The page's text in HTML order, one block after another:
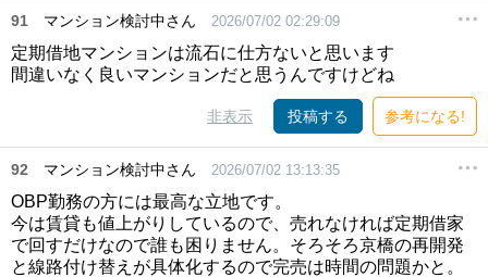
91 マンション検討中さん 2026/07/02 02:29:09
定期借地マンションは流石に仕方ないと思います
間違いなく良いマンションだと思うんですけどね
非表示 投稿する 参考になる!
92 マンション検討中さん 2026/07/02 13:13:35
OBP勤務の方には最高な立地です。
今は賃貸も値上がりしているので、売れなければ定期借家
で回すだけなので誰も困りません。そろそろ京橋の再開発
と線路付け替えが具体化するので完売は時間の問題かと。